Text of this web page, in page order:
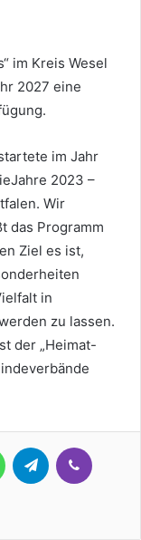
im Kreis Wesel
2027 eine
im Jahr
2023 –
Wir
das Programm
Ziel es ist,
in
zu lassen.
der „Heimat-
WhatsAppTelegram